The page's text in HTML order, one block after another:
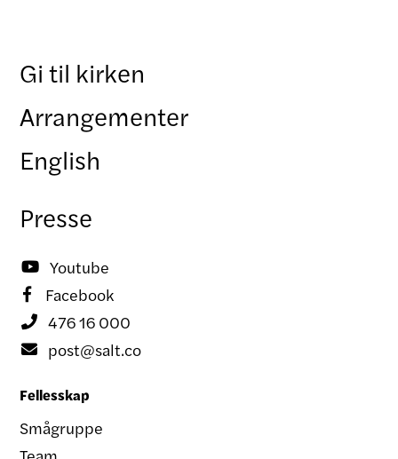
Gi til kirken
Arrangementer
English
Presse
 Youtube
 Facebook
 476 16 000
 post@salt.co
Fellesskap
Smågruppe